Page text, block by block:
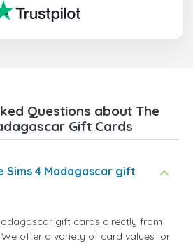
Questions about The
Gift Cards
Sims 4 Madagascar gift
gift cards directly from
offer a variety of card values for